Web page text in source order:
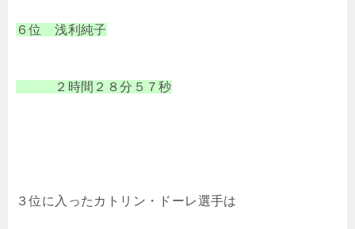
６位 浅利純子
２時間２８分５７秒
３位に入ったカトリン・ドーレ選手は